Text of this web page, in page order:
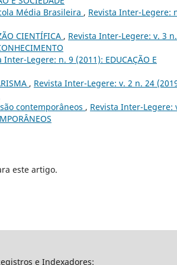
Média Brasileira , Revista Inter-Legere:
CIENTÍFICA , Revista Inter-Legere: v. 3
Inter-Legere: n. 9 (2011): EDUCAÇÃO E
, Revista Inter-Legere: v. 2 n. 24
contemporâneos , Revista Inter-Legere:
este artigo.
e Indexadores: